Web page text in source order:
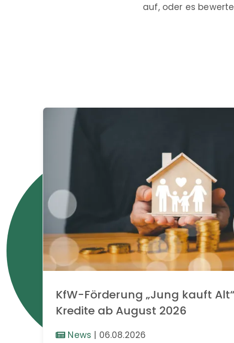
auf, oder es
KfW-Förderung „Jung kauft
Kredite ab August 2026
News | 06.08.2026